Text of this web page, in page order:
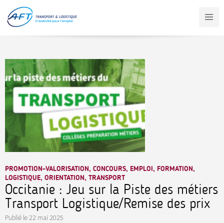
contenu
principal
PROMOTION-VALORISATION, CONCOURS, EMPLOI, FORMATION,
LOGISTIQUE, ORIENTATION, TRANSPORT
Occitanie : Jeu sur la Piste des métiers
Transport Logistique/Remise des prix
Publié le 22 mai 2025